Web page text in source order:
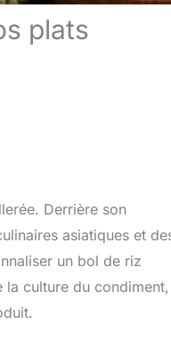
plats
Derrière son
asiatiques et
un bol de riz
la culture du condiment,